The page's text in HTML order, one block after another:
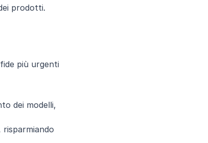
prodotti.
più urgenti
dei modelli,